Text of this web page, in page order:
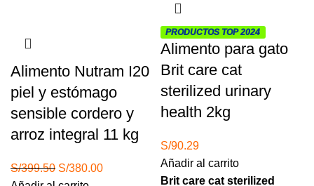
Alimento Nutram I20
piel y estómago
sensible cordero y
arroz integral 11 kg
S/399.50 El
S/380.00El
PRODUCTOS TOP 2024
Alimento para gato
Brit care cat
sterilized urinary
health 2kg
S/90.29
Añadir al carrito
Brit care cat sterilized